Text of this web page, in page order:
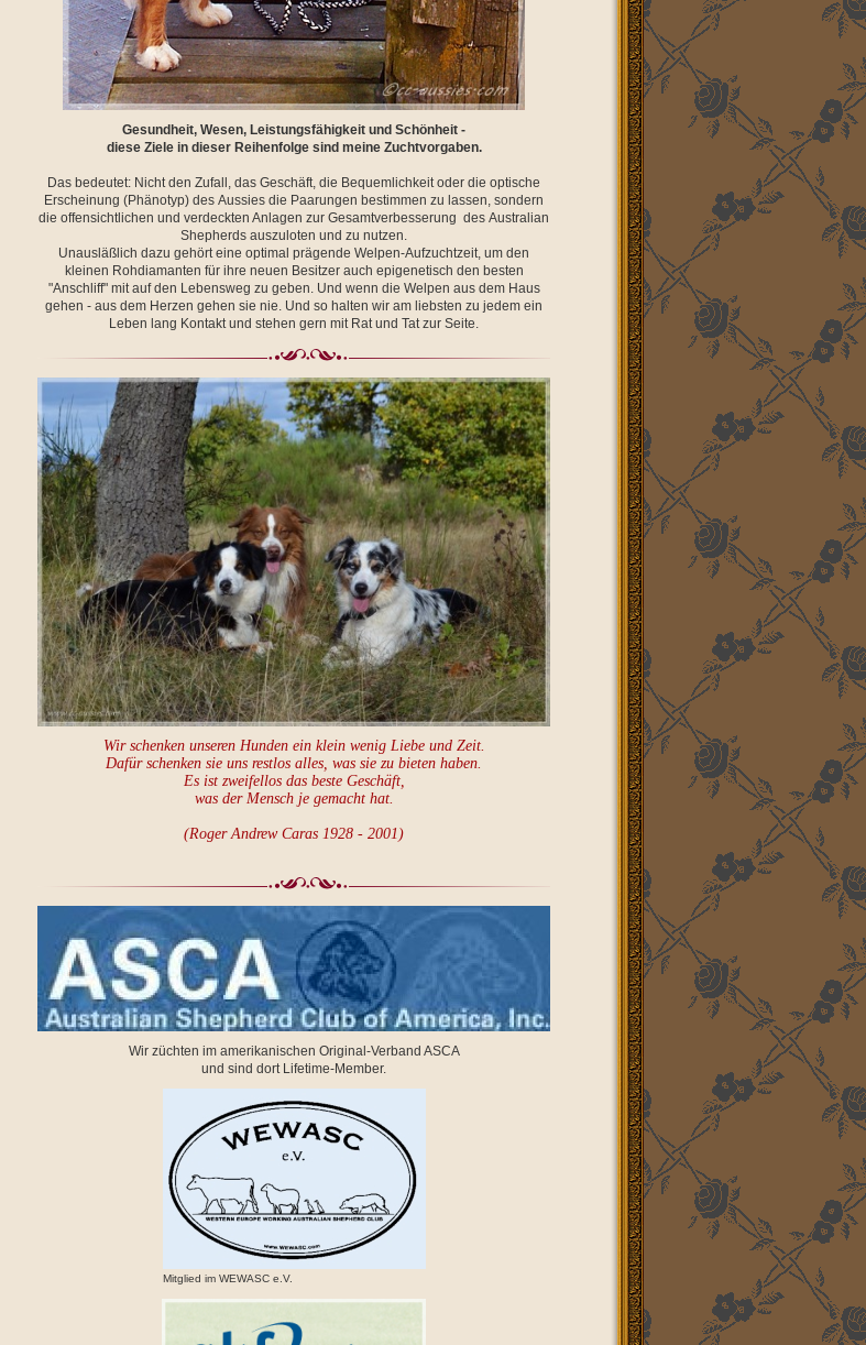
Gesundheit, Wesen, Leistungsfähigkeit und Schönheit -
diese Ziele in dieser Reihenfolge sind meine Zuchtvorgaben.
Das bedeutet: Nicht den Zufall, das Geschäft, die Bequemlichkeit oder die optische
Erscheinung (Phänotyp) des Aussies die Paarungen bestimmen zu lassen, sondern
die offensichtlichen und verdeckten Anlagen zur Gesamtverbesserung des Australian
Shepherds auszuloten und zu nutzen.
Unausläßlich dazu gehört eine optimal prägende Welpen-Aufzuchtzeit, um den
kleinen Rohdiamanten für ihre neuen Besitzer auch epigenetisch den besten
"Anschliff" mit auf den Lebensweg zu geben. Und wenn die Welpen aus dem Haus
gehen - aus dem Herzen gehen sie nie. Und so halten wir am liebsten zu jedem ein
Leben lang Kontakt und stehen gern mit Rat und Tat zur Seite.
Wir schenken unseren Hunden ein klein wenig Liebe und Zeit.
Dafür schenken sie uns restlos alles, was sie zu bieten haben.
Es ist zweifellos das beste Geschäft,
was der Mensch je gemacht hat.
(Roger Andrew Caras 1928 - 2001)
Wir züchten im amerikanischen Original-Verband ASCA
und sind dort Lifetime-Member.
Mitglied im WEWASC e.V.